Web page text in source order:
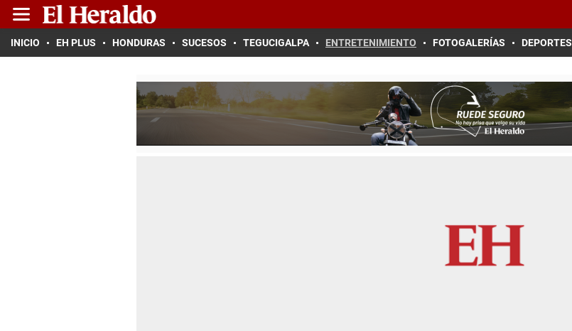
INICIO EH PLUS HONDURAS SUCESOS TEGUCIGALPA ENTRETENIMIENTO FOTOGALERÍAS DEPORTES